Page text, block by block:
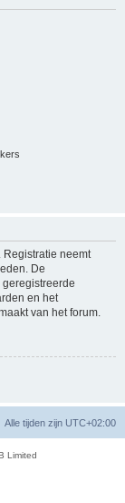
Registratie neemt
De
en het
van het forum.
Alle tijden zijn UTC+02:00
Limited